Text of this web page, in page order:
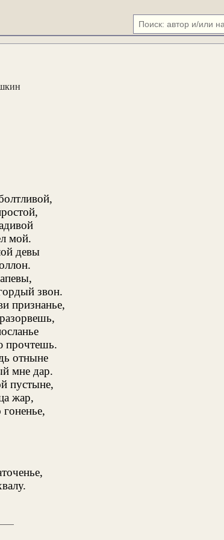
мой.
девы
звон.
признанье,
прочтешь.
отныне
мне дар.
пустыне,
жар,